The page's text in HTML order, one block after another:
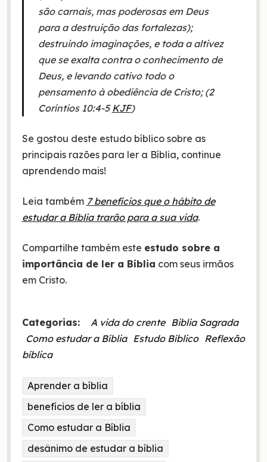
são carnais, mas poderosas em Deus
para a destruição das fortalezas);
destruindo imaginações, e toda a altivez
que se exalta contra o conhecimento de
Deus, e levando cativo todo o
pensamento à obediência de Cristo; (2
Coríntios 10:4-5KJF)
Se gostou deste estudo bíblico sobre as
principais razões para ler a Bíblia, continue
aprendendo mais!
Leia também 7 benefícios que o hábito de
estudar a Bíblia trarão para a sua vida.
Compartilhe também este estudo sobre a
importância de ler a Bíblia com seus irmãos
em Cristo.
Categorias: A vida do crente
Biblia Sagrada
Como estudar a Bíblia
Estudo Bíblico
Reflexão
bíblica
Aprender a bíblia
benefícios de ler a bíblia
Como estudar a Bíblia
desânimo de estudar a bíblia